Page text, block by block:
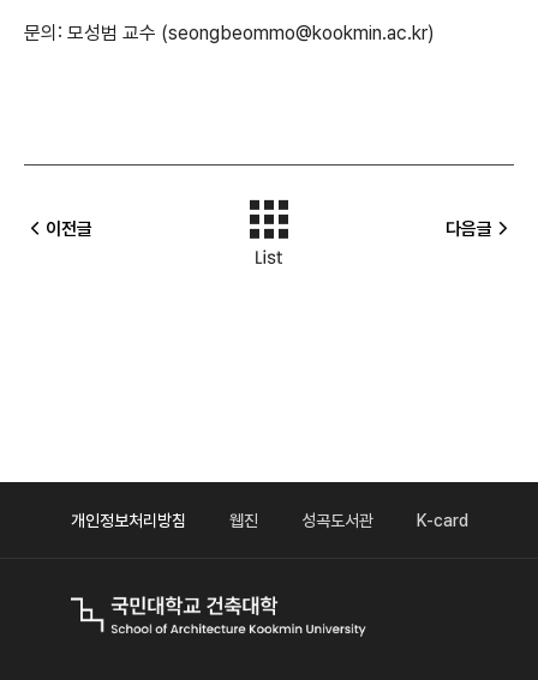
문의: 모성범 교수 (seongbeommo@kookmin.ac.kr)
이전글 다음글
개인정보처리방침 웹진 성곡도서관 K-card